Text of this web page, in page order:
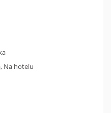
Na hotelu